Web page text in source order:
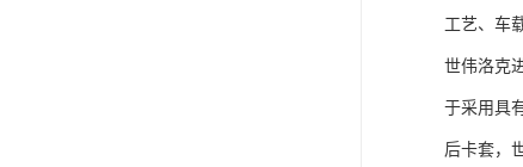
工艺、车
世伟洛克
于采用具
后卡套，